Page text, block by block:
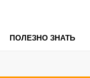
ПОЛЕЗНО ЗНАТЬ